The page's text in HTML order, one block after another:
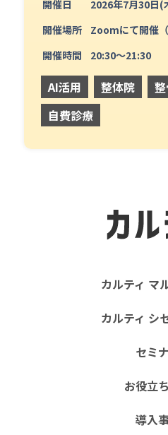
開催日
2026年7月30日(
開催場所
Zoomにて開催（
開催時間
20:30〜21:30
AI活用 整体院
自費診療
カルティ マ
カルティ シ
セミ
お役立
導入